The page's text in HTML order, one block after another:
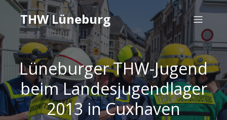
THW Lüneburg
Lüneburger THW-Jugend
beim Landesjugendlager
2013 in Cuxhaven